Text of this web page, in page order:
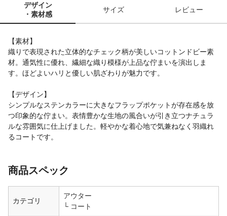
デザイン
・素材感
サイズ レビュー
【素材】
織りで表現された立体的なチェック柄が美しいコットンドビー素
材。通気性に優れ、繊細な織り模様が上品な佇まいを演出しま
す。ほどよいハリと優しい肌ざわりが魅力です。
【デザイン】
シンプルなステンカラーに大きなフラップポケットが存在感を放
つ印象的な佇まい。表情豊かな生地の風合いが引き立つナチュラ
ルな雰囲気に仕上げました。軽やかな着心地で気兼ねなく羽織れ
るコートです。
商品スペック
カテゴリ
アウター
コート